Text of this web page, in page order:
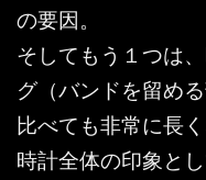
の要因。
そしてもう１つは
グ（バンドを留め
比べても非常に長
時計全体の印象と